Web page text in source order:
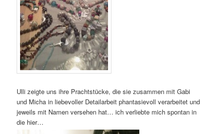
Ulli zeigte uns ihre Prachtstücke, die sie zusammen mit Gabi
und Micha in liebevoller Detailarbeit phantasievoll verarbeitet und
jeweils mit Namen versehen hat… ich verliebte mich spontan in
die hier…